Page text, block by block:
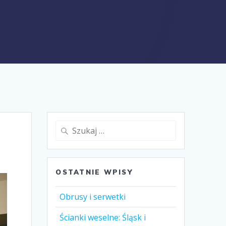
Szukaj:
OSTATNIE WPISY
Obrusy i serwetki
Ścianki weselne: Śląsk i